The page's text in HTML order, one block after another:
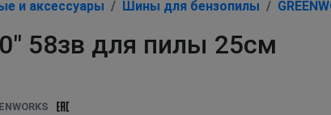
и аксессуары Шины для бензопилы
58зв для пилы 25см